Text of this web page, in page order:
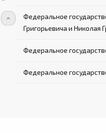
Федеральное
Григорьевича и Николая
Федеральное
Федеральное